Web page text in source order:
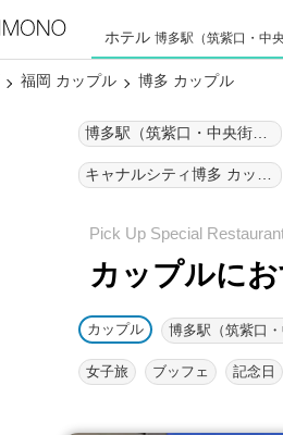
ホテル 博多駅（筑紫口・中央
福岡 カップル 博多 カップル
カップルに
カップル
女子旅 ブッフェ 記念日